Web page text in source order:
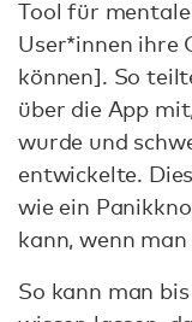
Tool für
User*innen ihre
können]. So
über die App
wurde und
entwickelte.
wie ein
kann, wenn
So kann man